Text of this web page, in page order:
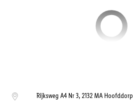
Rijksweg A4 Nr 3,2132 MA Hoofddorp